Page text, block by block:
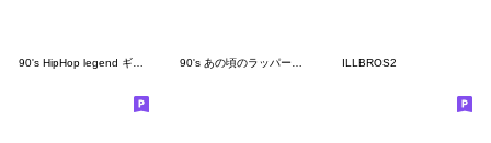
90's HipHop legend ギャングスタラッパー 90's あの頃のラッパー・シンガースタンプ ILLBROS2